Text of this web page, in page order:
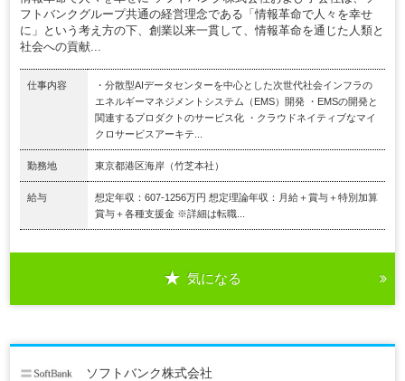
フトバンクグループ共通の経営理念である「情報革命で人々を幸せ
に」という考え方の下、創業以来一貫して、情報革命を通じた人類と
社会への貢献...
仕事内容
・分散型AIデータセンターを中心とした次世代社会インフラの
エネルギーマネジメントシステム（EMS）開発 ・EMSの開発と
関連するプロダクトのサービス化 ・クラウドネイティブなマイ
クロサービスアーキテ...
勤務地 東京都港区海岸（竹芝本社）
給与
想定年収：607-1256万円 想定理論年収：月給＋賞与＋特別加算
賞与＋各種支援金 ※詳細は転職...
気になる
ソフトバンク株式会社